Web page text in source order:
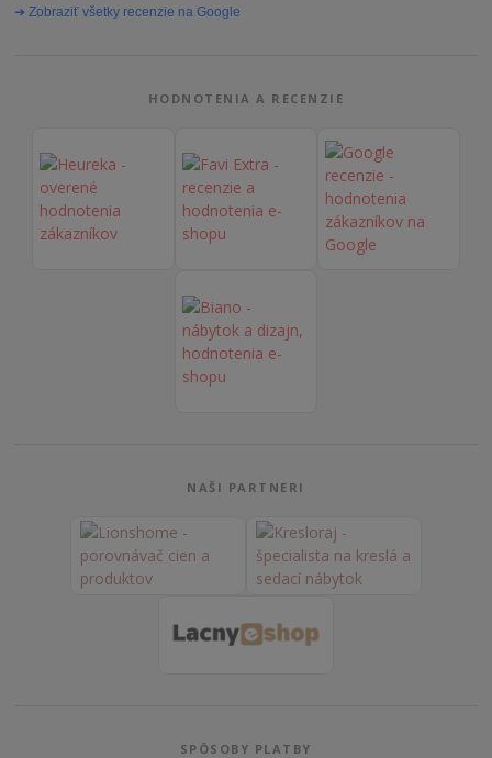
➔ Zobraziť všetky recenzie na Google
HODNOTENIA A RECENZIE
NAŠI PARTNERI
SPÔSOBY PLATBY